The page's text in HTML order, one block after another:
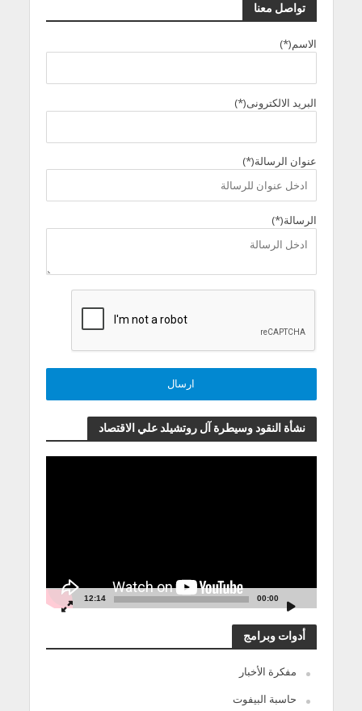
تواصل معنا
الاسم(*)
البريد الالكترونى(*)
عنوان الرسالة(*)
الرسالة(*)
نشأة النقود وسيطرة آل روتشيلد علي الاقتصاد
00:00
12:14
أدوات وبرامج
مفكرة الأخبار
حاسبة البيفوت